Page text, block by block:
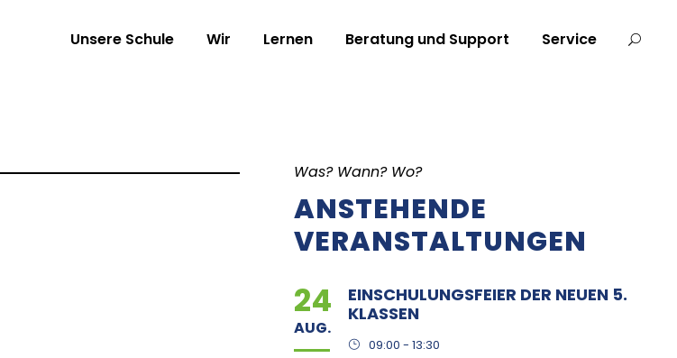
Unsere Schule Wir Lernen Beratung und Support Service
Was? Wann? Wo?
ANSTEHENDE
VERANSTALTUNGEN
24
AUG.
EINSCHULUNGSFEIER DER NEUEN 5.
KLASSEN
09:00 - 13:30